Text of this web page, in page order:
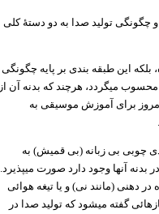
چگونگی تولید صدا به دو دستهٔ کلی
این طبقه بندی بر پایه چگونگی
میگردد، هرچند که بدنه آن از
برای آموزش موسیقی به
چوبی بی زبانه (بی قمیش) به
بدنه آنها وجود دارد صورت میپذیرد.
دهنی (مانند نی) و یا تیغه هوائی
گفته میشود که تولید صدا در